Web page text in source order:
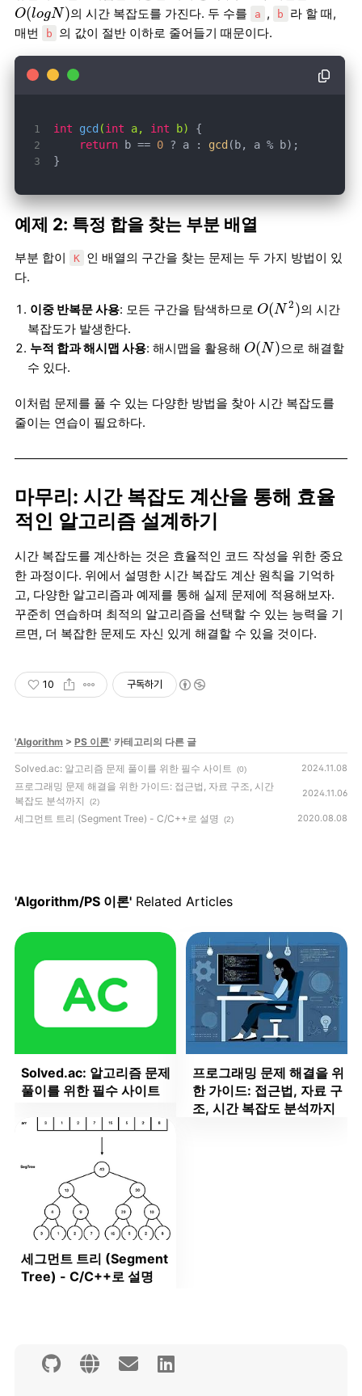
O(logN)
O(lo g N)의 시간 복잡도를 가진다. 두 수를 a , b
라 할 때,
매번
b 의 값이 절반 이하로 줄어들기 때문이다.
int gcd (int a, int b)
return b == 0 ? a : gcd
}
예제 2: 특정 합을 찾는 부분 배열
부분 합이 K 인 배열의 구간을 찾는 문제는 두 가지 방법이 있
다.
이중 반복문 사용: 모든 구간을 탐색하므로 O(N 2)
O(N2)의 시간
복잡도가 발생한다.
누적 합과 해시맵 사용: 해시맵을 활용해 O(N)
O(N) 으로 해결할
수 있다.
이처럼 문제를 풀 수 있는 다양한 방법을 찾아 시간 복잡도를
줄이는 연습이 필요하다.
마무리: 시간 복잡도 계산을 통해 효율
적인 알고리즘 설계하기
시간 복잡도를 계산하는 것은 효율적인 코드 작성을 위한 중요
한 과정이다. 위에서 설명한 시간 복잡도 계산 원칙을 기억하
고, 다양한 알고리즘과 예제를 통해 실제 문제에 적용해보자.
꾸준히 연습하며 최적의 알고리즘을 선택할 수 있는 능력을 기
르면, 더 복잡한 문제도 자신 있게 해결할 수 있을 것이다.
10 구독하기
'Algorithm > PS 이론' 카테고리의 다른 글
Solved.ac: 알고리즘 문제 풀이를 위한 필수 사이트 (0) 2024.11.08
프로그래밍 문제 해결을 위한 가이드: 접근법, 자료 구조, 시간
복잡도 분석까지
(2)
2024.11.06
세그먼트 트리 (Segment Tree) - C/C++로 설명 (2) 2020.08.08
'Algorithm/PS 이론' Related Articles
Solved.ac: 알고리즘 문제
풀이를 위한 필수 사이트
프로그래밍 문제 해결을 위
한 가이드: 접근법, 자료 구
조, 시간 복잡도 분석까지
세그먼트 트리 (Segment
Tree) - C/C++로 설명